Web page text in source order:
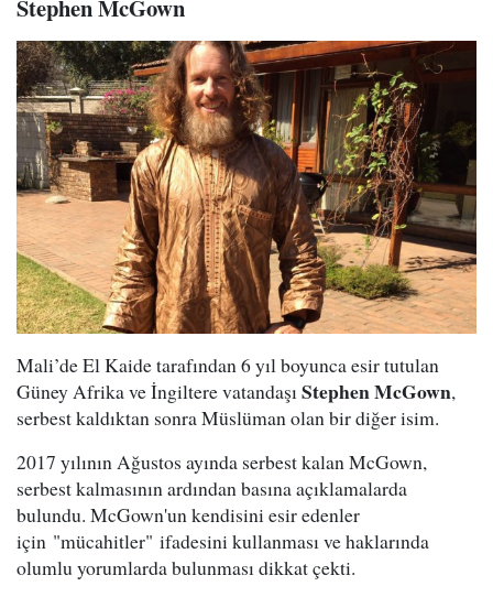
Stephen McGown
Mali’de El Kaide tarafından 6 yıl boyunca esir tutulan
Güney Afrika ve İngiltere vatandaşıStephen McGown,
serbest kaldıktan sonra Müslüman olan bir diğer isim.
2017 yılının Ağustos ayında serbest kalan McGown,
serbest kalmasının ardından basına açıklamalarda
bulundu. McGown'un kendisini esir edenler
için "mücahitler" ifadesini kullanması ve haklarında
olumlu yorumlarda bulunması dikkat çekti.